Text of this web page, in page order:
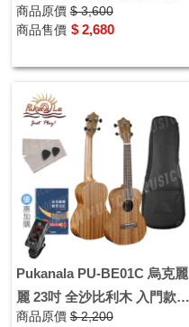
商品原價 $ 3,600
商品售價 $ 2,680
Pukanala PU-BE01C 烏克麗
麗 23吋 全沙比利木 入門款
初學者 附原廠袋
商品原價 $ 2,200